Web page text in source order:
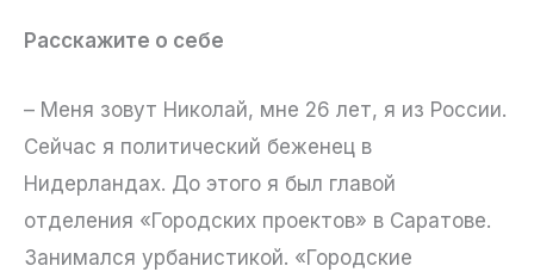
Расскажите о себе
– Меня зовут Николай, мне 26 лет, я из России.
Сейчас я политический беженец в
Нидерландах. До этого я был главой
отделения «Городских проектов» в Саратове.
Занимался урбанистикой. «Городские